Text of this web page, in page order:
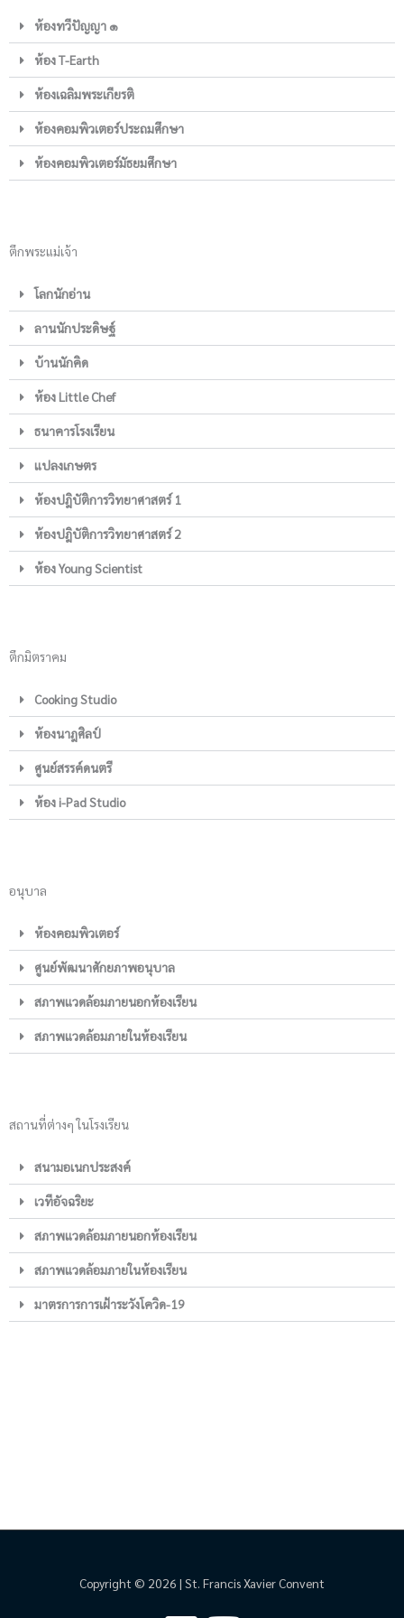
ห้องทวีปัญญา ๑
ห้อง T-Earth
ห้องเฉลิมพระเกียรติ
ห้องคอมพิวเตอร์ประถมศึกษา
ห้องคอมพิวเตอร์มัธยมศึกษา
ตึกพระแม่เจ้า
โลกนักอ่าน
ลานนักประดิษฐ์
บ้านนักคิด
ห้อง Little Chef
ธนาคารโรงเรียน
แปลงเกษตร
ห้องปฎิบัติการวิทยาศาสตร์ 1
ห้องปฎิบัติการวิทยาศาสตร์ 2
ห้อง Young Scientist
ตึกมิตราคม
Cooking Studio
ห้องนาฎศิลป์
ศูนย์สรรค์ดนตรี
ห้อง i-Pad Studio
อนุบาล
ห้องคอมพิวเตอร์
ศูนย์พัฒนาศักยภาพอนุบาล
สภาพแวดล้อมภายนอกห้องเรียน
สภาพแวดล้อมภายในห้องเรียน
สถานที่ต่างๆ ในโรงเรียน
สนามอเนกประสงค์
เวทีอัจฉริยะ
สภาพแวดล้อมภายนอกห้องเรียน
สภาพแวดล้อมภายในห้องเรียน
มาตรการการเฝ้าระวังโควิด-19
Copyright © 2026 | St. Francis Xavier Convent